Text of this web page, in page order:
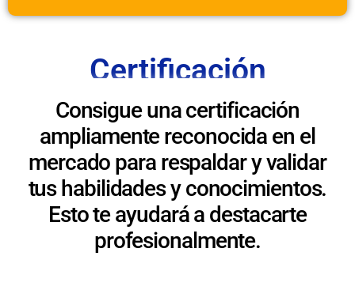
Certificación
Consigue una certificación
ampliamente reconocida en el
mercado para respaldar y validar
tus habilidades y conocimientos.
Esto te ayudará a destacarte
profesionalmente.